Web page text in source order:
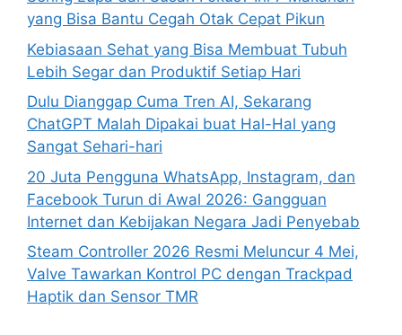
r
:
yang Bisa Bantu Cegah Otak Cepat Pikun
Kebiasaan Sehat yang Bisa Membuat Tubuh
Lebih Segar dan Produktif Setiap Hari
Dulu Dianggap Cuma Tren AI, Sekarang
ChatGPT Malah Dipakai buat Hal-Hal yang
Sangat Sehari-hari
20 Juta Pengguna WhatsApp, Instagram, dan
Facebook Turun di Awal 2026: Gangguan
Internet dan Kebijakan Negara Jadi Penyebab
Steam Controller 2026 Resmi Meluncur 4 Mei,
Valve Tawarkan Kontrol PC dengan Trackpad
Haptik dan Sensor TMR